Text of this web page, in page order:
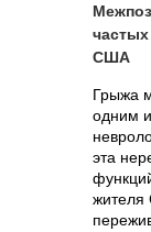
США
Грыжа
одним
эта
жителя